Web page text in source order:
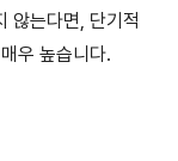
않는다면, 단기적
우 높습니다.